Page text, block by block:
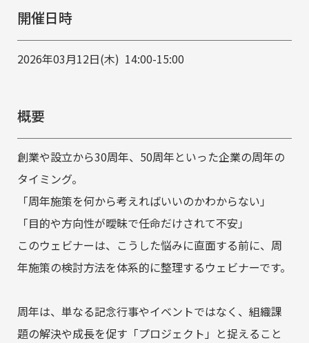
実績紹介
よくある質問
新着情報
お問い合わせ
資料請求
免責事項
個人情報保護方針​
開催日時
2026年03月12日(木) 14:00-15:00
概要
創業や設立から30周年、50周年といった企業の周年の
タイミング。
「周年施策を何から考えればいいのかわからない」
「目的や方向性が曖昧で任命だけされて不安」
このウェビナーは、こうした悩みに直面する前に、周
年施策の検討方法を体系的に整理するウェビナーです。
周年は、単なる記念行事やイベントではなく、組織課
題の解決や成長を促す「プロジェクト」と捉えること